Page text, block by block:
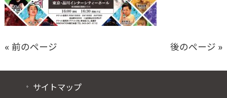
« 前のページ 後のページ »
サイトマップ